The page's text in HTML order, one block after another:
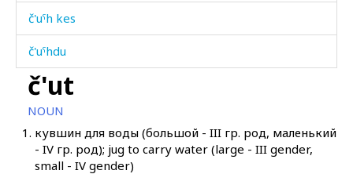
č'uˤh kes
č'uˤhdu
č'uˤmmús
č'úˤwbos
č'ʷéč'əbos
č'ut
NOUN
1. кувшин для воды (большой - III гр. род, маленький
- IV гр. род); jug to carry water (large - III gender,
small - IV gender)